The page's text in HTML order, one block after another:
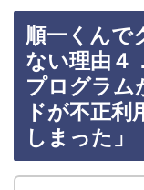
順一くんで
ない理由４
プログラム
ドが不正
しまった」